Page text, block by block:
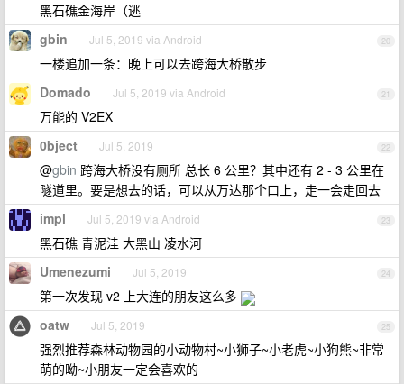
黑石礁金海岸（逃
20
gbin Jul 5, 2019 via Android
一楼追加一条：晚上可以去跨海大桥散步
21
Domado Jul 5, 2019 via Android
万能的 V2EX
22
0bject Jul 5, 2019
@gbin 跨海大桥没有厕所 总长 6 公里？其中还有 2 - 3 公里在
隧道里。要是想去的话，可以从万达那个口上，走一会走回去
23
impl Jul 5, 2019 via Android
黑石礁 青泥洼 大黑山 凌水河
24
Umenezumi Jul 5, 2019
第一次发现 v2 上大连的朋友这么多
25
oatw Jul 5, 2019
强烈推荐森林动物园的小动物村~小狮子~小老虎~小狗熊~非常
萌的呦~小朋友一定会喜欢的